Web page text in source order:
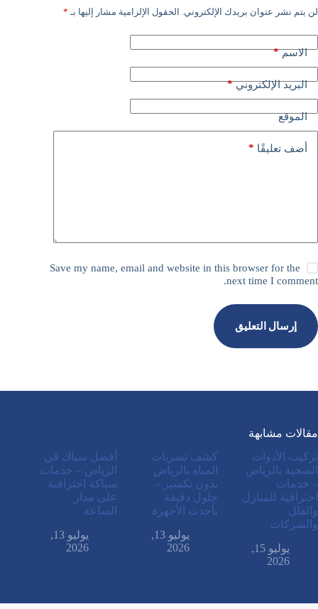
لن يتم نشر عنوان بريدك الإلكتروني. الحقول الإلزامية مشار إليها بـ *
الاسم*
البريد الإلكتروني*
الموقع
أضف تعليقًا *
Save my name, email and website in this browser for the
next time I comment.
إرسال التعليق
مقالات مشابهة
تركيب الأدوات
الصحية بالرياض
– خدمات
احترافية للمنازل
والفلل
والشركات
يوليو 15,
2026
كشف تسربات
المياه بالرياض
بدون تكسير –
حلول دقيقة
بأحدث الأجهزة
يوليو 13,
2026
أفضل سباك في
الرياض – خدمات
سباكة احترافية
على مدار
الساعة
يوليو 13,
2026